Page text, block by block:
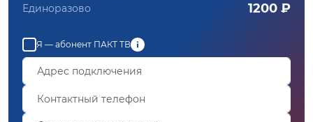
Единоразово 1200 ₽
Я — абонент ПАКТ ТВ